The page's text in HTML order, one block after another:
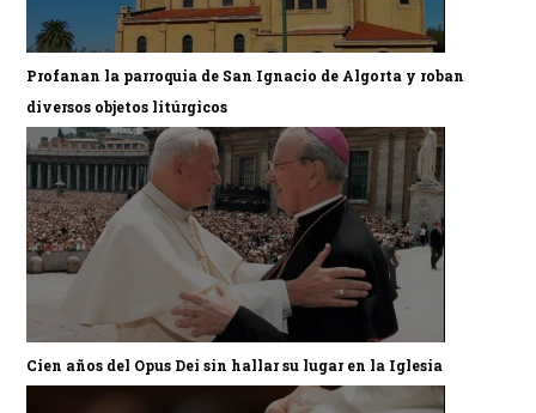
Profanan la parroquia de San Ignacio de Algorta y roban
diversos objetos litúrgicos
Cien años del Opus Dei sin hallar su lugar en la Iglesia